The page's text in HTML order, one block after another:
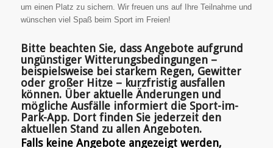
um einen Platz zu sichern. Wir freuen uns auf Ihre Teilnahme und
wünschen viel Spaß beim Sport im Freien!
Bitte beachten Sie, dass Angebote aufgrund
ungünstiger Witterungsbedingungen –
beispielsweise bei starkem Regen, Gewitter
oder großer Hitze – kurzfristig ausfallen
können. Über aktuelle Änderungen und
mögliche Ausfälle informiert die Sport-im-
Park-App. Dort finden Sie jederzeit den
aktuellen Stand zu allen Angeboten.
Falls keine Angebote angezeigt werden,